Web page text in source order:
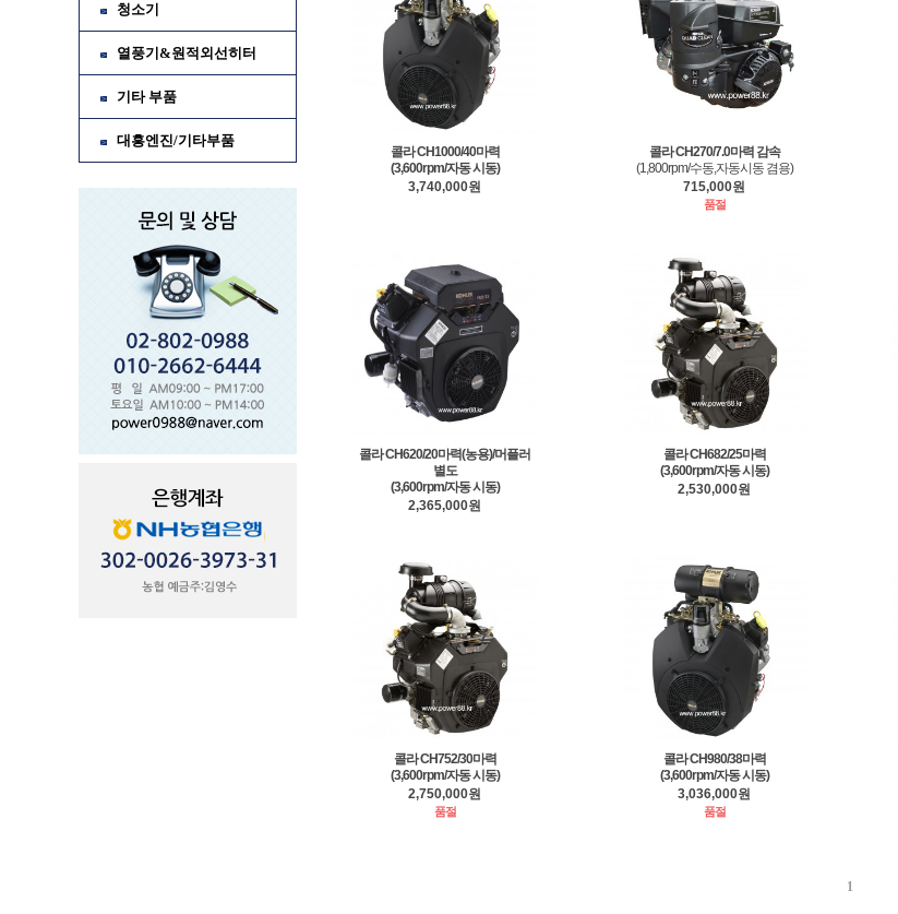
청소기
열풍기&원적외선히터
기타 부품
대흥엔진/기타부품
콜라 CH1000/40마력
(3,600rpm/자동 시동)
3,740,000원
콜라 CH270/7.0마력 감속
(1,800rpm/수동,자동시동 겸용)
715,000원
품절
콜라 CH620/20마력(농용)/머플러
별도
(3,600rpm/자동 시동)
2,365,000원
콜라 CH682/25마력
(3,600rpm/자동 시동)
2,530,000원
콜라 CH752/30마력
(3,600rpm/자동 시동)
2,750,000원
품절
콜라 CH980/38마력
(3,600rpm/자동 시동)
3,036,000원
품절
1